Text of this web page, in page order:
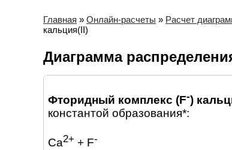
Главная » Онлайн-расчеты » Расчет
кальция(II)
Диаграмма
Фторидный комплекс (F-)
константой образования*:
Ca2++ F-